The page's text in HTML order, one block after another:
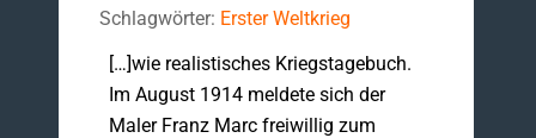
Schlagwörter: Erster Weltkrieg
[…]wie realistisches Kriegstagebuch.
Im August 1914 meldete sich der
Maler Franz Marc freiwillig zum